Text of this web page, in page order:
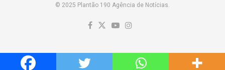
© 2025 Plantão 190 Agência de Notícias.